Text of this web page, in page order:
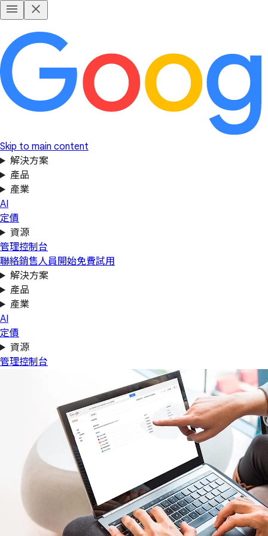
Skip to main content
解決方案
產品
產業
AI
定價
資源
管理控制台
聯絡銷售人員開始免費試用
解決方案
產品
產業
AI
定價
資源
管理控制台